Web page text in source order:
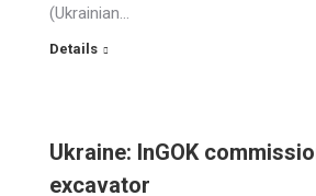
(Ukrainian…
Details
Ukraine: InGOK
excavator